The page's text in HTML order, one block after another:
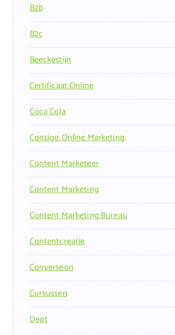
B2b
B2c
Beeckestijn
Certificaat Online
Coca Cola
Consigo Online Marketing
Content Marketeer
Content Marketing
Content Marketing Bureau
Contentcreatie
Converseon
Cursussen
Dept